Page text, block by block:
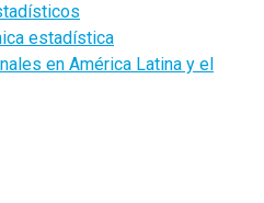
estadística
en América Latina y el